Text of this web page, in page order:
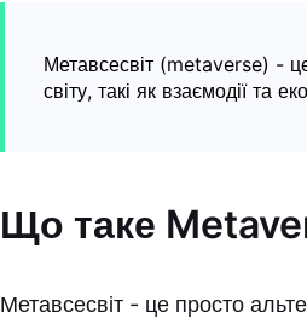
Метавсесвіт (metaverse) -
світу, такі як взаємодії та
Що таке
Метавсесвіт - це просто